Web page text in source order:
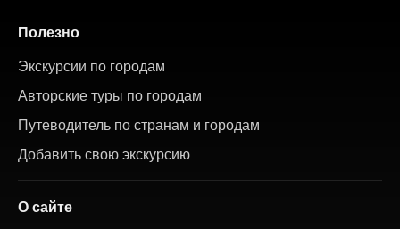
Полезно
Экскурсии по городам
Авторские туры по городам
Путеводитель по странам и городам
Добавить свою экскурсию
О сайте